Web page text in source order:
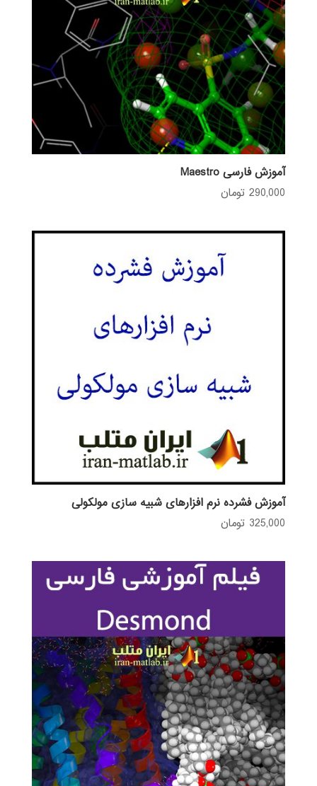
آموزش فارسی Maestro
290,000 تومان
آموزش فشرده نرم افزارهای شبیه سازی مولکولی
325,000 تومان